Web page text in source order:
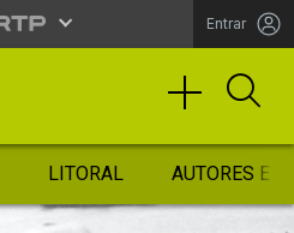
Entrar
LITORAL AUTORES